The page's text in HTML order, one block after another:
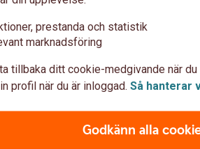
och tillväxt på Öland.
prestanda och statistik
marknadsföring
tillbaka ditt cookie-medgivande när
profil när du är inloggad. Så hanterar
Godkänn alla